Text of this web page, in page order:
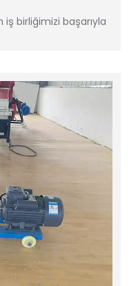
birliğimizi başarıyla